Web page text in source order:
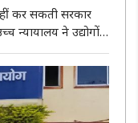
कर सकती सरकार
न्यायालय ने उद्योगों
अपने उपयोग के लिए